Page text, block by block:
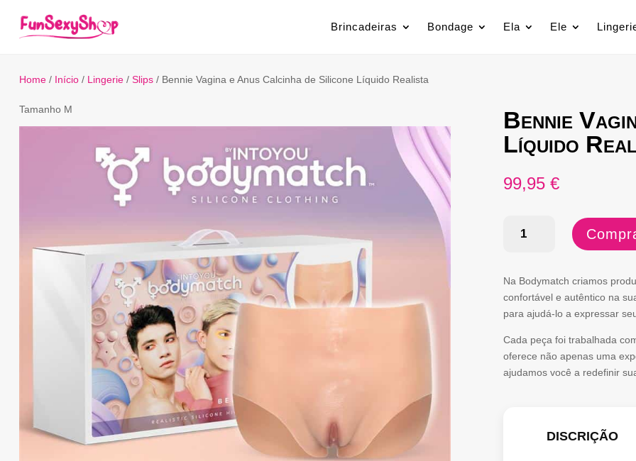
Brincadeiras Bondage Ela Ele
Home/ Início/ Lingerie/ Slips/ Bennie Vagina e Anus Calcinha de Silicone Líquido Realista
Tamanho M
Bennie
Líquido
99,95 €
Vagina
e
Anus
Calcinha
Na Bodymatch criamos
confortável e autêntico na
para ajudá-lo a expressar
Cada peça foi trabalhada
oferece não apenas uma
ajudamos você a redefinir
DISCRIÇÃO